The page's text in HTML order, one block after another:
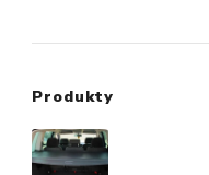
Produkty